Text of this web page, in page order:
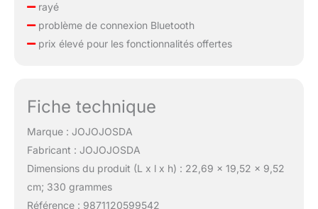
rayé
problème de connexion Bluetooth
prix élevé pour les fonctionnalités offertes
Fiche technique
Marque : JOJOJOSDA
Fabricant : JOJOJOSDA
Dimensions du produit (L x l x h) : 22,69 x 19,52 x 9,52
cm; 330 grammes
Référence : 9871120599542